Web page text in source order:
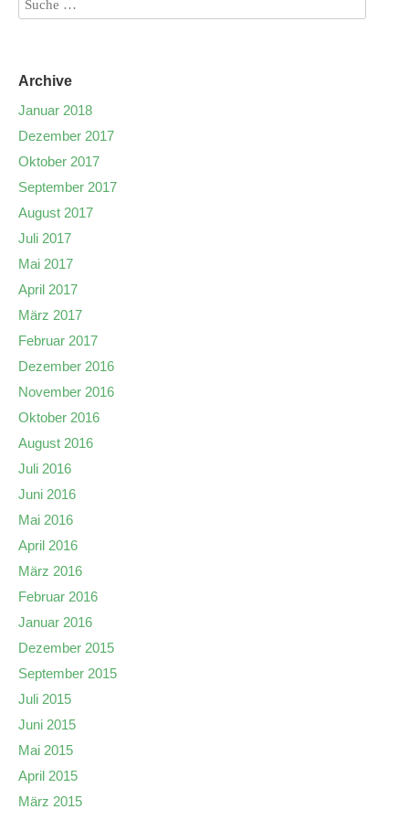
Archive
Januar 2018
Dezember 2017
Oktober 2017
September 2017
August 2017
Juli 2017
Mai 2017
April 2017
März 2017
Februar 2017
Dezember 2016
November 2016
Oktober 2016
August 2016
Juli 2016
Juni 2016
Mai 2016
April 2016
März 2016
Februar 2016
Januar 2016
Dezember 2015
September 2015
Juli 2015
Juni 2015
Mai 2015
April 2015
März 2015